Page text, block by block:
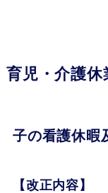
育児・介護休
子の看護休暇
【改正内容】